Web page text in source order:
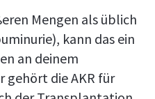
Mengen als üblich
kann das ein
an deinem
gehört die AKR für